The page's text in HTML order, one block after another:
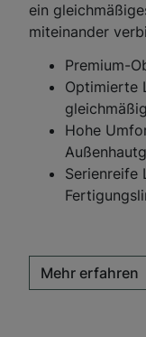
ein
miteinander
Premium-
Optimierte
Hohe
Serienreife
Mehr erfahren